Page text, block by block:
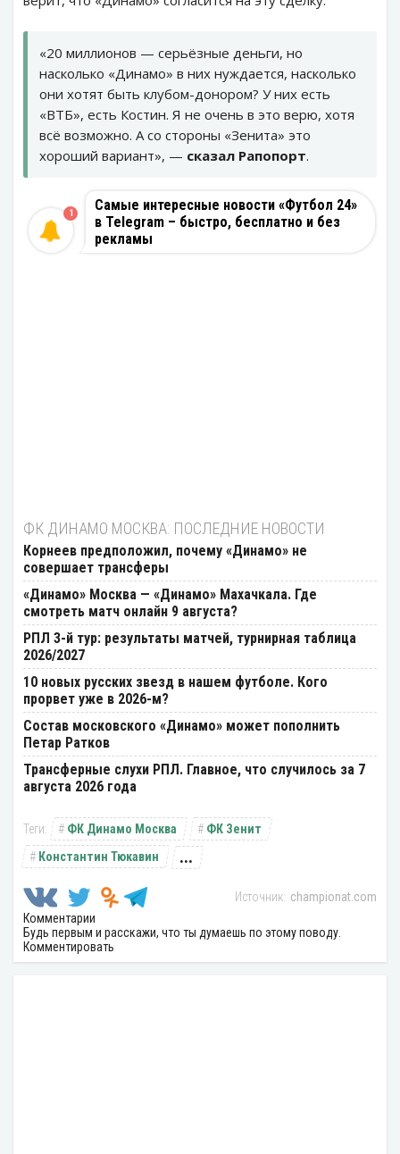
«20 миллионов — серьёзные деньги, но
насколько «Динамо» в них нуждается, насколько
они хотят быть клубом-донором? У них есть
«ВТБ», есть Костин. Я не очень в это верю, хотя
всё возможно. А со стороны «Зенита» это
хороший вариант», — сказал Рапопорт.
Самые интересные новости «Футбол 24»
в Telegram – быстро, бесплатно и без
рекламы
1
ФК ДИНАМО МОСКВА: ПОСЛЕДНИЕ НОВОСТИ
Корнеев предположил, почему «Динамо» не
совершает трансферы
«Динамо» Москва — «Динамо» Махачкала. Где
смотреть матч онлайн 9 августа?
РПЛ 3-й тур: результаты матчей, турнирная таблица
2026/2027
10 новых русских звезд в нашем футболе. Кого
прорвет уже в 2026-м?
Состав московского «Динамо» может пополнить
Петар Ратков
Трансферные слухи РПЛ. Главное, что случилось за 7
августа 2026 года
ФК Динамо Москва
ФК Зенит
Константин Тюкавин
...
championat.com
Комментарии
Будь первым и расскажи, что ты думаешь по этому поводу.
Комментировать